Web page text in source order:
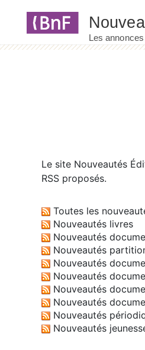
Le site Nouveautés
RSS proposés.
Toutes les
Nouveautés livres
Nouveautés
Nouveautés
Nouveautés
Nouveautés
Nouveautés
Nouveautés
Nouveautés
Nouveautés